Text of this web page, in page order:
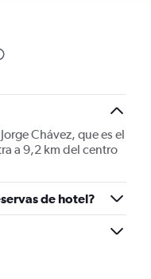
Chávez, que es el
a 9,2 km del centro
de hotel?